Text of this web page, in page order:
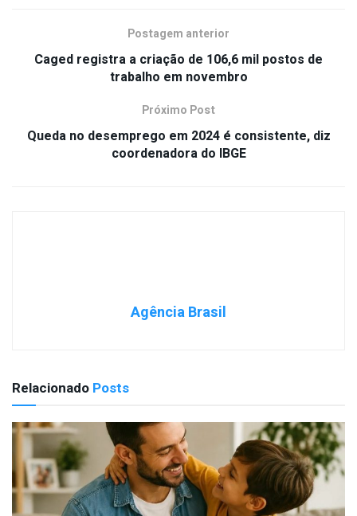
Postagem anterior
Caged registra a criação de 106,6 mil postos de
trabalho em novembro
Próximo Post
Queda no desemprego em 2024 é consistente, diz
coordenadora do IBGE
Agência Brasil
Relacionado Posts